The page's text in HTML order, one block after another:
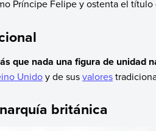
Príncipe Felipe y ostenta el
que nada una figura de unidad
Unidoy de susvalores
británica